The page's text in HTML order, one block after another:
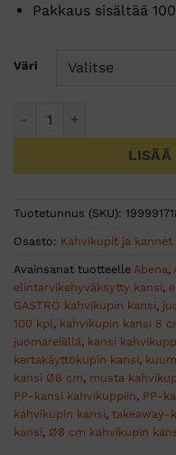
Pakkaus sisältää
Väri
LISÄÄ
Tuotetunnus (SKU):
Osasto: Kahvikupit ja kannet
Avainsanat tuotteelle Abena,
elintarvikehyväksytty kansi,
GASTRO kahvikupin kansi,
100 kpl, kahvikupin kansi 8
juomareiällä, kansi
kertakäyttökupin kansi,
kansi Ø8 cm, musta
PP-kansi kahvikuppiin, PP-
kahvikupin kansi, takeaway-
kansi, Ø8 cm kahvikupin